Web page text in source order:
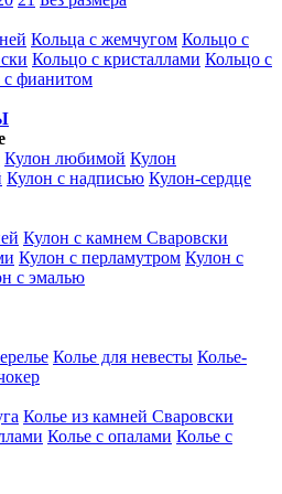
Кольца с жемчугом Кольцо с
Кольцо с кристаллами Кольцо с
с фианитом
Кулон любимой Кулон
Кулон с надписью Кулон-сердце
Кулон с камнем Сваровски
Кулон с перламутром Кулон с
с эмалью
Колье для невесты Колье-
Колье из камней Сваровски
Колье с опалами Колье с